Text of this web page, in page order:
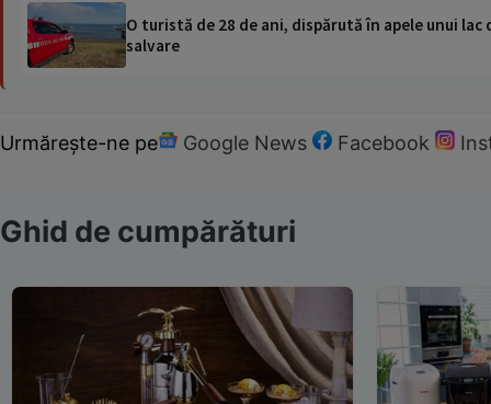
O turistă de 28 de ani, dispărută în apele unui
salvare
Urmărește-ne pe Google News Facebook
Ghid de cumpărături